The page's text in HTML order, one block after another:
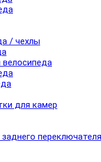
/ чехлы
для камер
переключателя